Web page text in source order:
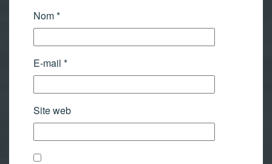
Nom*
E-mail *
Site web